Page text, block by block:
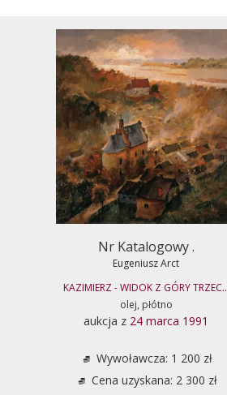
Nr Katalogowy .
Eugeniusz Arct
KAZIMIERZ - WIDOK Z GÓRY
olej, płótno
aukcja z 24 marca 1991
Wywoławcza: 1 200 zł
Cena uzyskana: 2 300 zł